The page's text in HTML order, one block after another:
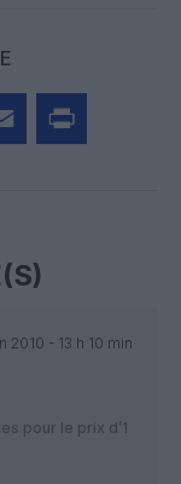
2010 - 13 h 10 min
pour le prix d’1